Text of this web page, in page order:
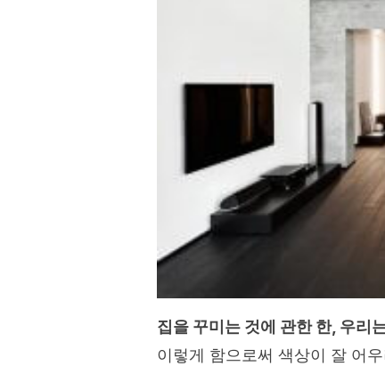
집을 꾸미는 것에 관한 한, 우리
이렇게 함으로써 색상이 잘 어